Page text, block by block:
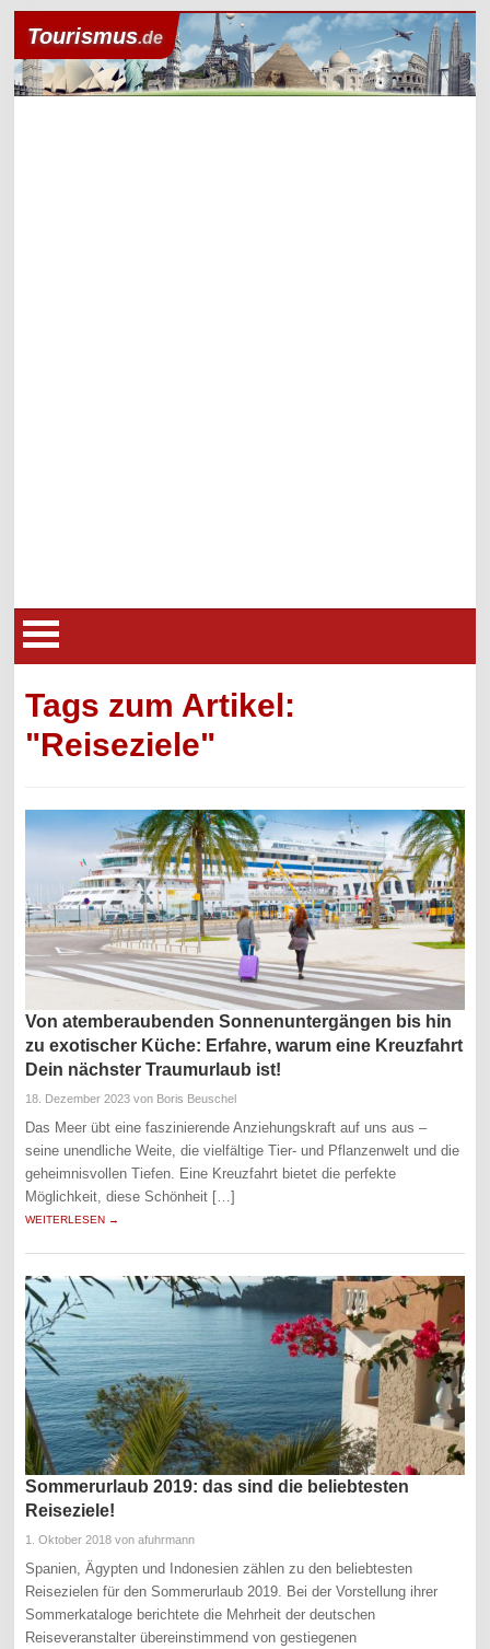
Tourismus.de
Tags zum Artikel:
"Reiseziele"
Von atemberaubenden Sonnenuntergängen bis hin
zu exotischer Küche: Erfahre, warum eine Kreuzfahrt
Dein nächster Traumurlaub ist!
18. Dezember 2023 von Boris Beuschel
Das Meer übt eine faszinierende Anziehungskraft auf uns aus –
seine unendliche Weite, die vielfältige Tier- und Pflanzenwelt und die
geheimnisvollen Tiefen. Eine Kreuzfahrt bietet die perfekte
Möglichkeit, diese Schönheit […]
WEITERLESEN →
Sommerurlaub 2019: das sind die beliebtesten
Reiseziele!
1. Oktober 2018 von afuhrmann
Spanien, Ägypten und Indonesien zählen zu den beliebtesten
Reisezielen für den Sommerurlaub 2019. Bei der Vorstellung ihrer
Sommerkataloge berichtete die Mehrheit der deutschen
Reiseveranstalter übereinstimmend von gestiegenen